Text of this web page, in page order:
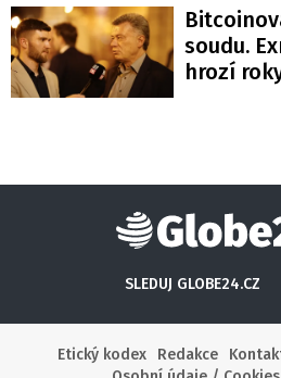
soudu.
hrozí
SLEDUJ GLOBE24.CZ
Etický kodex
Redakce